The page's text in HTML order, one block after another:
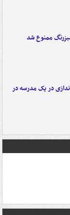
ممنوع شد
در یک مدرسه در